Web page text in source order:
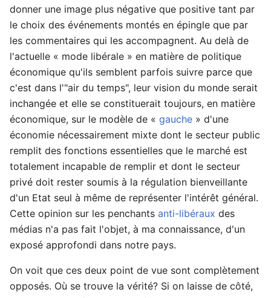
donner une image plus négative que positive tant par
le choix des événements montés en épingle que par
les commentaires qui les accompagnent. Au delà de
l'actuelle « mode libérale » en matière de politique
économique qu'ils semblent parfois suivre parce que
c'est dans l'"air du temps", leur vision du monde serait
inchangée et elle se constituerait toujours, en matière
économique, sur le modèle de « gauche » d'une
économie nécessairement mixte dont le secteur public
remplit des fonctions essentielles que le marché est
totalement incapable de remplir et dont le secteur
privé doit rester soumis à la régulation bienveillante
d'un Etat seul à même de représenter l'intérêt général.
Cette opinion sur les penchants anti-libéraux des
médias n'a pas fait l'objet, à ma connaissance, d'un
exposé approfondi dans notre pays.
On voit que ces deux point de vue sont complètement
opposés. Où se trouve la vérité? Si on laisse de côté,